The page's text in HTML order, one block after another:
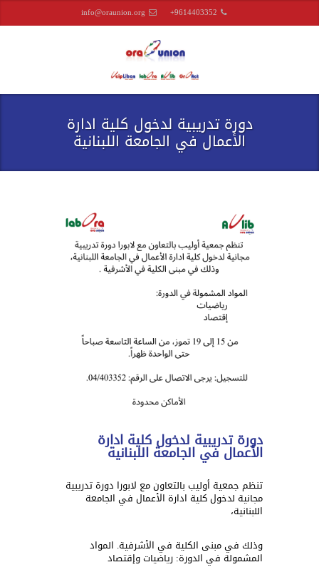
info@oraunion.org +9614403352
دورة تدريبية لدخول كلية ادارة
الأعمال في الجامعة اللبنانية
دورة تدريبية لدخول كلية ادارة
الأعمال في الجامعة اللبنانية
تنظم جمعية أوليب بالتعاون مع لابورا دورة تدريبية
مجانية لدخول كلية ادارة الأعمال في الجامعة
اللبنانية،
وذلك في مبنى الكلية في الأشرفية. المواد
المشمولة في الدورة: رياضيات وإقتصاد